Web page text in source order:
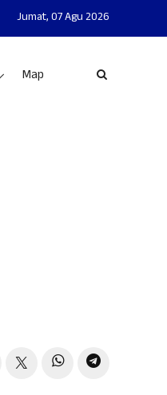
- AKHLAKUL KARIMAH -
Jumat,07 Agu 2026
Map